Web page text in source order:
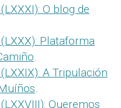
O blog de
Plataforma
.
A Tripulación
.
Queremos